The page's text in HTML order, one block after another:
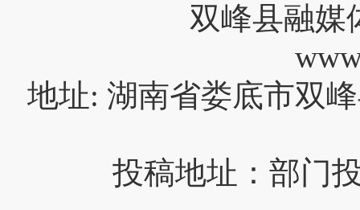
双峰县融媒
地址: 湖南省娄底市双
投稿地址：部门